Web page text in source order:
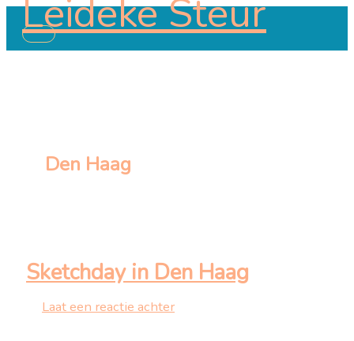
naarLeideke Steur
Hoofdmenu
Den Haag
Sketchday in Den Haag
Laat een reactie achter